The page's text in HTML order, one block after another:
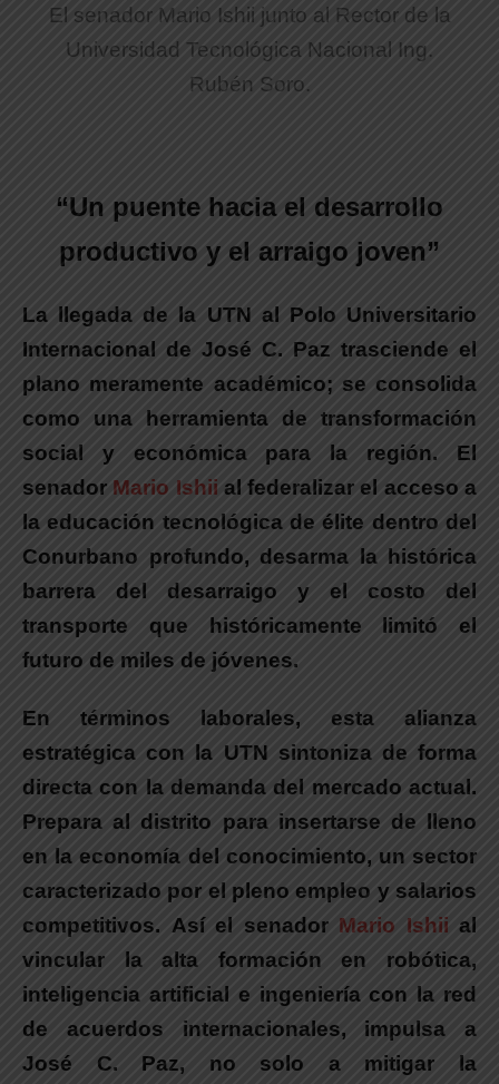
El senador Mario Ishii junto al Rector de la
Universidad Tecnológica Nacional Ing.
Rubén Soro.
“Un puente hacia el desarrollo
productivo y el arraigo joven”
La llegada de la UTN al Polo Universitario
Internacional de José C. Paz trasciende el
plano meramente académico; se consolida
como una herramienta de transformación
social y económica para la región. El
senador Mario Ishii al federalizar el acceso a
la educación tecnológica de élite dentro del
Conurbano profundo, desarma la histórica
barrera del desarraigo y el costo del
transporte que históricamente limitó el
futuro de miles de jóvenes.
En términos laborales, esta alianza
estratégica con la UTN sintoniza de forma
directa con la demanda del mercado actual.
Prepara al distrito para insertarse de lleno
en la economía del conocimiento, un sector
caracterizado por el pleno empleo y salarios
competitivos. Así el senador Mario Ishii al
vincular la alta formación en robótica,
inteligencia artificial e ingeniería con la red
de acuerdos internacionales, impulsa a
José C. Paz, no solo a mitigar la